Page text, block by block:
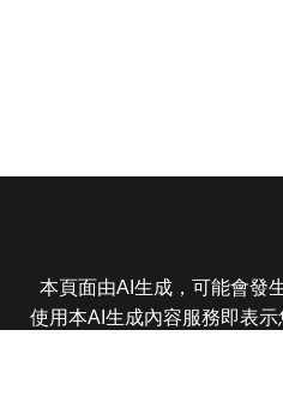
本頁面由AI生成，可能會發
使用本AI生成內容服務即表